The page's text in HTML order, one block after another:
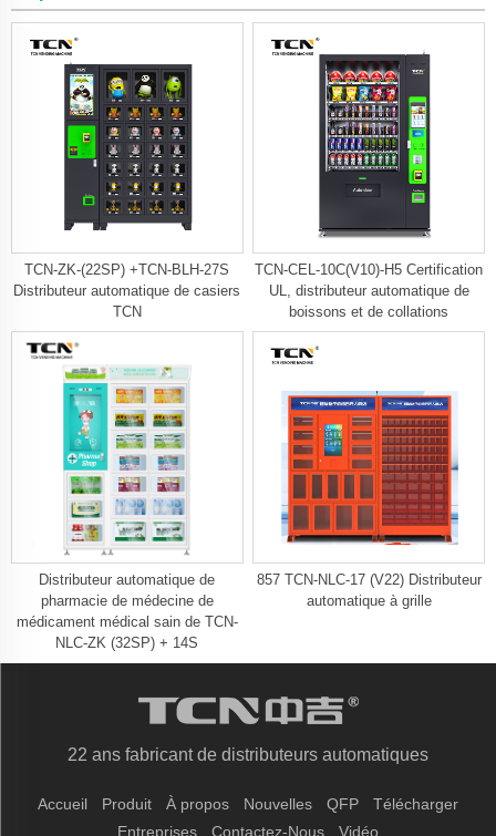
TCN-ZK-(22SP) +TCN-BLH-27S
Distributeur automatique de casiers
TCN
TCN-CEL-10C(V10)-H5 Certification
UL, distributeur automatique de
boissons et de collations
Distributeur automatique de
pharmacie de médecine de
médicament médical sain de TCN-
NLC-ZK (32SP) + 14S
857 TCN-NLC-17 (V22) Distributeur
automatique à grille
22 ans fabricant de distributeurs automatiques
Accueil Produit À propos Nouvelles QFP
Télécharger
Entreprises
Contactez-Nous Vidéo